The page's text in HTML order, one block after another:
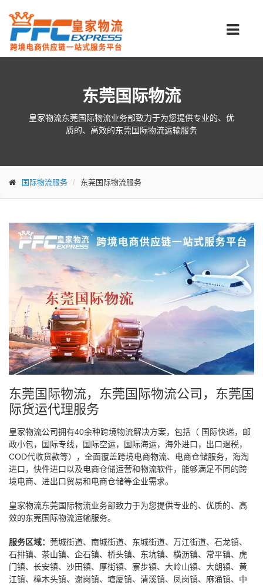
东莞国际物流
皇家物流东莞国际物流业务部致力于为您提供专业的、优
质的、高效的东莞国际物流运输服务
国际物流服务 东莞国际物流服务
东莞国际物流，东莞国际物流公司，东莞国
际货运代理服务
皇家物流公司拥有40余种跨境物流解决方案，包括（ 国际快递，邮
政小包，国际专线，国际空运，国际海运，海外进口，出口退税，
COD代收货款等），全面覆盖跨境电商物流、电商仓储服务，海淘
进口，快件进口以及电商仓储运营和物流软件，能够满足不同的跨
境电商、进出口贸易和电商仓储等企业需求。
皇家物流东莞国际物流业务部致力于为您提供专业的、优质的、高
效的东莞国际物流运输服务。
服务区域： 莞城街道、南城街道、东城街道、万江街道、石龙镇、
石排镇、茶山镇、企石镇、桥头镇、东坑镇、横沥镇、常平镇、虎
门镇、长安镇、沙田镇、厚街镇、寮步镇、大岭山镇、大朗镇、黄
江镇、樟木头镇、谢岗镇、塘厦镇、清溪镇、凤岗镇、麻涌镇、中